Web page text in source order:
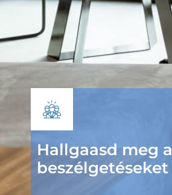
Hallgaasd meg a
beszélgetéseket